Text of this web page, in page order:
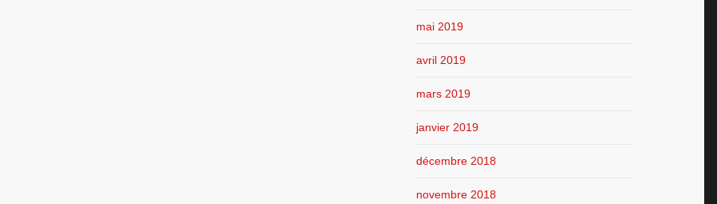
mai 2019
avril 2019
mars 2019
janvier 2019
décembre 2018
novembre 2018